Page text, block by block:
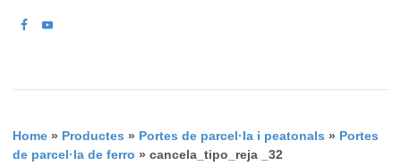
Home » Productes » Portes de parcel·la i peatonals » Portes
de parcel·la de ferro » cancela_tipo_reja _32